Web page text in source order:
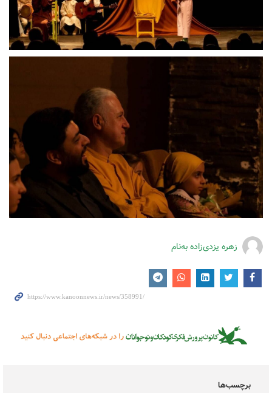
زهره یزدی‌زاده به‌نام
برچسب‌ها